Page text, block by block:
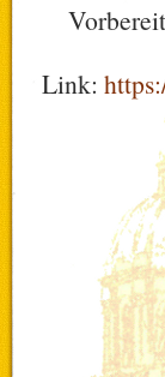
Link: